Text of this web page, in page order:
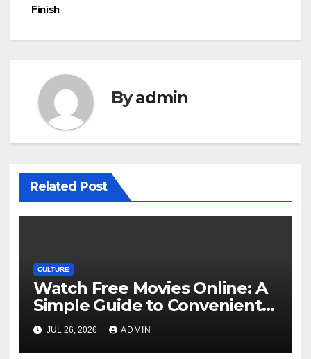
Finish
Byadmin
Related Post
CULTURE
Watch Free Movies Online: A
Simple Guide to Convenient
Movie Streaming Options
JUL 26, 2026 ADMIN